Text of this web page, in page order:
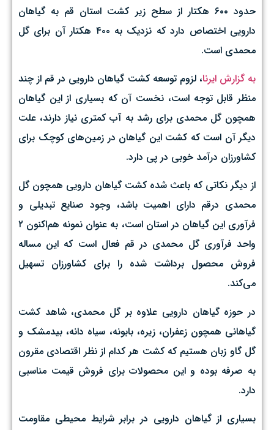
حدود ۶۰۰ هکتار از سطح زیر کشت استان قم به گیاهان
دارویی اختصاص دارد که نزدیک به ۴۰۰ هکتار آن برای گل
محمدی است.
به گزارش ایرنا، لزوم توسعه کشت گیاهان دارویی در قم از چند
منظر قابل توجه است، نخست آن که بسیاری از این گیاهان
همچون گل محمدی برای رشد به آب کمتری نیاز دارند،‌ علت
دیگر آن است که کشت این گیاهان در زمین‌های کوچک برای
کشاورزان درآمد خوبی در پی دارد.
از دیگر نکاتی که باعث شده کشت گیاهان دارویی همچون گل
محمدی درقم دارای اهمیت باشد، وجود صنایع تبدیلی و
فرآوری این گیاهان در استان است، به عنوان نمونه هم‌اکنون ۲
واحد فرآوری گل محمدی در قم فعال است که این مساله
فروش محصول برداشت شده را برای کشاورزان تسهیل
می‌کند.
در حوزه گیاهان دارویی علاوه بر گل محمدی، شاهد کشت
گیاهانی همچون زعفران، زیره، بابونه، سیاه دانه، بیدمشک و
گل گاو زبان هستیم که کشت هر کدام از نظر اقتصادی مقرون
به صرفه بوده و این محصولات برای فروش قیمت مناسبی
دارد.
بسیاری از گیاهان دارویی در برابر شرایط محیطی مقاومت